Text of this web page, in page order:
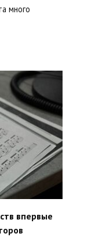
много
впервые